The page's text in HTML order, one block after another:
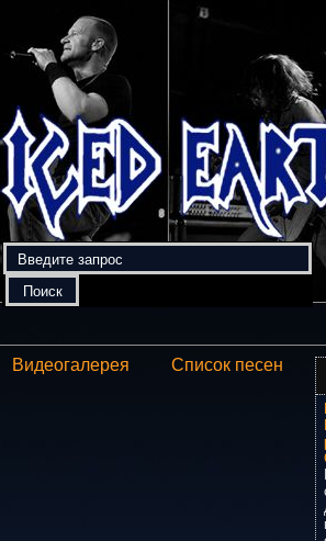
Видеогалерея Список песен